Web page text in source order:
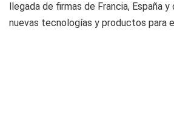
llegada de firmas de Francia, España
nuevas tecnologías y productos para